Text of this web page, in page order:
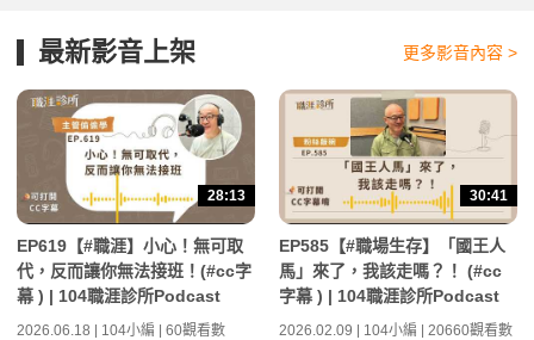
最新影音上架 更多影音內容 >
28:13
EP619【#職涯】小心！無可取
代，反而讓你無法接班！(#cc字
幕 ) | 104職涯診所Podcast
2026.06.18 | 104小編 | 60觀看數
30:41
EP585【#職場生存】「國王人
馬」來了，我該走嗎？！ (#cc
字幕 ) | 104職涯診所Podcast
2026.02.09 | 104小編 | 20660觀看數